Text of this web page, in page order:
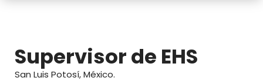
Supervisor de EHS
San Luis Potosí, México.